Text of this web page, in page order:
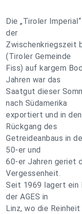
Die „Tiroler
der
Zwischenkriegszeit
(Tiroler Gemeinde
Fiss) auf kargem
Jahren war das
Saatgut dieser
nach Südamerika
exportiert und in
Rückgang des
Getreideanbaus in
50-er und
60-er Jahren geriet
Vergessenheit.
Seit 1969 lagert ein
der AGES in
Linz, wo die